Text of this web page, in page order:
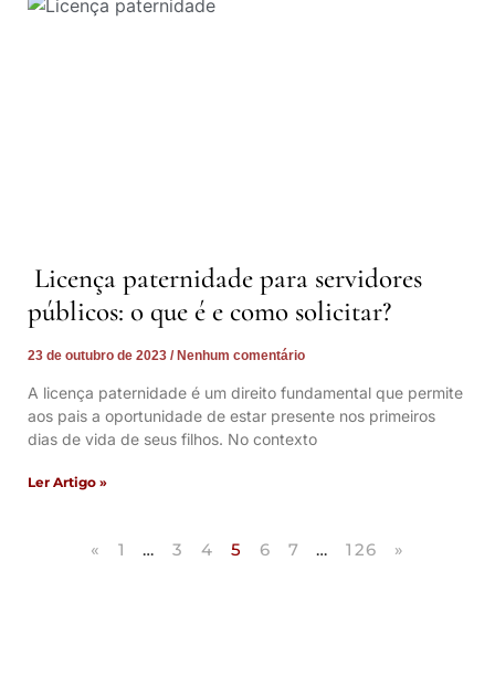
Licença paternidade para servidores
públicos: o que é e como solicitar?
23 de outubro de 2023 Nenhum comentário
A licença paternidade é um direito fundamental que permite
aos pais a oportunidade de estar presente nos primeiros
dias de vida de seus filhos. No contexto
Ler Artigo »
« 1 … 3 4 5 6 7 … 126 »